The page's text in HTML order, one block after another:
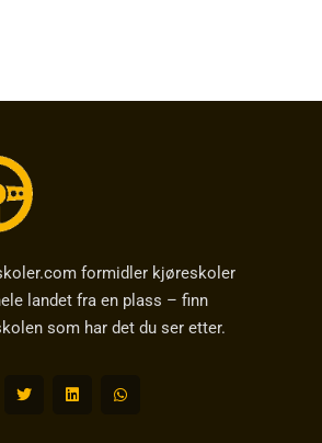
formidler kjøreskoler
landet fra en plass – finn
som har det du ser etter.